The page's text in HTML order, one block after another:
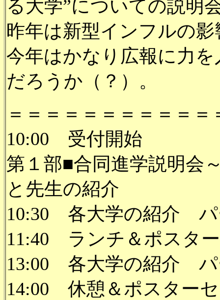
る大学”についての説明
昨年は新型インフルの
今年はかなり広報に力
だろうか（？）。
＝＝＝＝＝＝＝＝＝＝
10:00 受付開始
第１部■合同進学説明会
と先生の紹介
10:30 各大学の紹介 パ
11:40 ランチ＆ポスタ
13:00 各大学の紹介 パ
14:00 休憩＆ポスター